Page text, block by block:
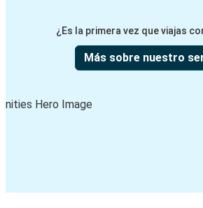
¿Es la primera vez que viajas
Más sobre nuestro